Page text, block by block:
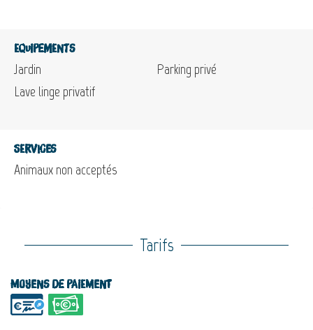
Equipements
Jardin
Lave linge privatif
Parking privé
Services
Animaux non acceptés
Tarifs
Moyens de paiement